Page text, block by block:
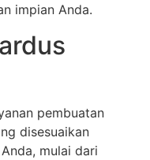
impian Anda.
pembuatan
disesuaikan
mulai dari